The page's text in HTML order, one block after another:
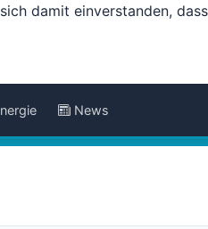
damit einverstanden,
News